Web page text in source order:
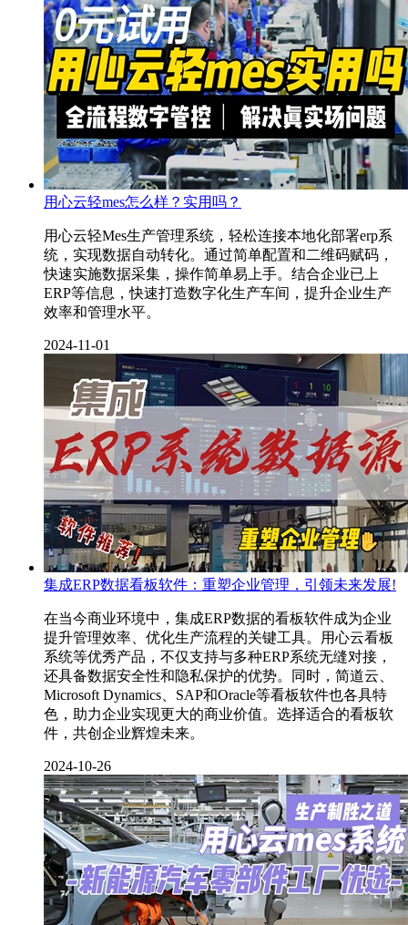
用心云轻mes怎么样？实用吗？
用心云轻Mes生产管理系统，轻松连接本地化部署erp系
统，实现数据自动转化。通过简单配置和二维码赋码，
快速实施数据采集，操作简单易上手。结合企业已上
ERP等信息，快速打造数字化生产车间，提升企业生产
效率和管理水平。
2024-11-01
集成ERP数据看板软件：重塑企业管理，引领未来发展!
在当今商业环境中，集成ERP数据的看板软件成为企业
提升管理效率、优化生产流程的关键工具。用心云看板
系统等优秀产品，不仅支持与多种ERP系统无缝对接，
还具备数据安全性和隐私保护的优势。同时，简道云、
Microsoft Dynamics、SAP和Oracle等看板软件也各具特
色，助力企业实现更大的商业价值。选择适合的看板软
件，共创企业辉煌未来。
2024-10-26